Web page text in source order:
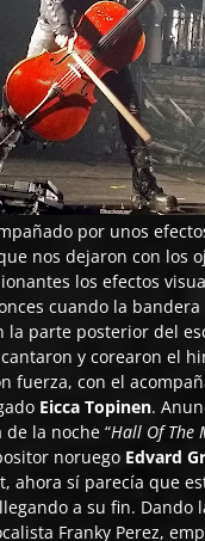
por unos
nos dejaron con los
los efectos
cuando la bandera
la parte posterior del
y corearon el
fuerza, con el
Eicca Topinen.
la noche “Hall Of The
noruego Edvard
ahora sí parecía que
a su fin. Dando
Franky Perez,